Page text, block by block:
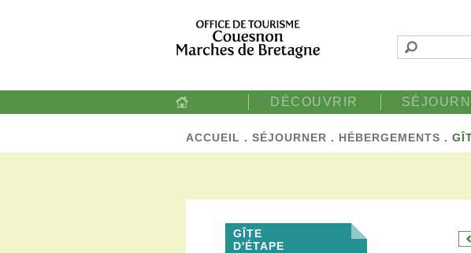
DÉCOUVRIR
ACCUEIL .SÉJOURNER . HÉBERGEMENTS .
GÎTE
D'ÉTAPE